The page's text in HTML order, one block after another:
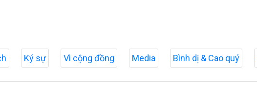
Ký sự Vì cộng đồng Media Bình dị & Cao quý